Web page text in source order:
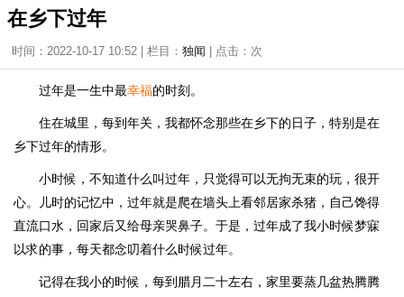
在乡下过年
时间：2022-10-17 10:52 | 栏目： 独闻 | 点击： 次
过年是一生中最幸福的时刻。
住在城里，每到年关，我都怀念那些在乡下的日子，特别是在
乡下过年的情形。
小时候，不知道什么叫过年，只觉得可以无拘无束的玩，很开
心。儿时的记忆中，过年就是爬在墙头上看邻居家杀猪，自己馋得
直流口水，回家后又给母亲哭鼻子。于是，过年成了我小时候梦寐
以求的事，每天都念叨着什么时候过年。
记得在我小的时候，每到腊月二十左右，家里要蒸几盆热腾腾